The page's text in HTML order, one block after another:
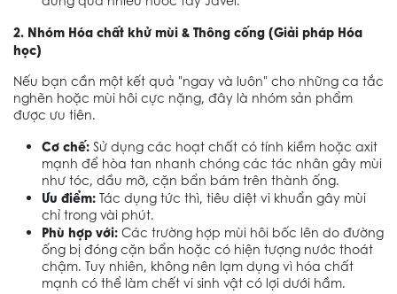
2. Nhóm Hóa chất khử mùi & Thông cống (Giải pháp Hóa
học)
Nếu bạn cần một kết quả "ngay và luôn" cho những ca tắc
nghẽn hoặc mùi hôi cực nặng, đây là nhóm sản phẩm
được ưu tiên.
Cơ chế: Sử dụng các hoạt chất có tính kiềm hoặc axit
mạnh để hòa tan nhanh chóng các tác nhân gây mùi
như tóc, dầu mỡ, cặn bẩn bám trên thành ống.
Ưu điểm: Tác dụng tức thì, tiêu diệt vi khuẩn gây mùi
chỉ trong vài phút.
Phù hợp với: Các trường hợp mùi hôi bốc lên do đường
ống bị đóng cặn bẩn hoặc có hiện tượng nước thoát
chậm. Tuy nhiên, không nên lạm dụng vì hóa chất
mạnh có thể làm chết vi sinh vật có lợi dưới hầm.